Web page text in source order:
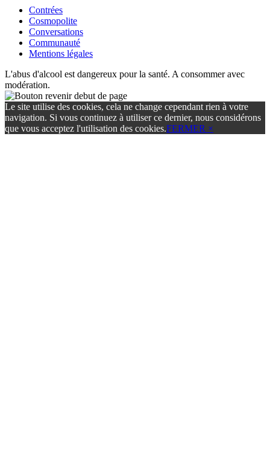
Contrées
Cosmopolite
Conversations
Communauté
Mentions légales
L'abus d'alcool est dangereux pour la santé. A consommer avec
modération.
Le site utilise des cookies, cela ne change cependant rien à votre
navigation. Si vous continuez à utiliser ce dernier, nous considérons
que vous acceptez l'utilisation des cookies.FERMER ×